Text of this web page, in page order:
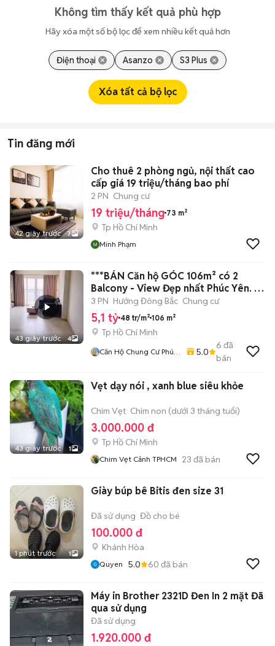
Không tìm thấy kết quả phù hợp
Hãy xóa một số bộ lọc để xem nhiều kết quả hơn
Điện thoại Asanzo S3 Plus
Xóa tất cả bộ lọc
Tin đăng mới
42 giây trước 7
Cho thuê 2 phòng ngủ, nội thất cao
cấp giá 19 triệu/tháng bao phí
2 PN Chung cư
19 triệu/tháng 73 m²
Tp Hồ Chí Minh
Minh Phạm
43 giây trước 4
***BÁN Căn hộ GÓC 106m² có 2
Balcony - View Đẹp nhất Phúc Yên. 📕
SHR.
3 PN Hướng Đông Bắc Chung cư
5,1 tỷ 48 tr/m² 106 m²
Tp Hồ Chí Minh
Căn Hộ Chung Cư Phúc
5.0
6 đã
bán
43 giây trước 1
Vẹt dạy nói , xanh blue siêu khỏe
Chim Vẹt Chim non (dưới 3 tháng tuổi)
3.000.000 đ
Tp Hồ Chí Minh
Chim Vẹt Cảnh TPHCM 23 đã bán
1 phút trước 1
Giày búp bê Bitis đen size 31
Đã sử dụng Đồ cho bé
100.000 đ
Khánh Hòa
Quyen 5.0 60 đã bán
Máy in Brother 2321D Đen In 2 mặt Đã
qua sử dụng
Đã sử dụng
1.920.000 đ